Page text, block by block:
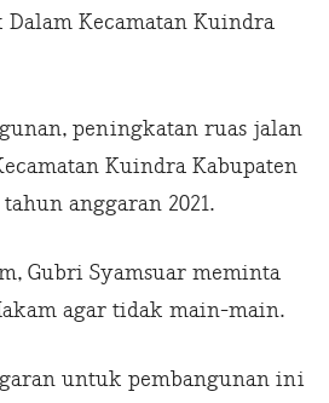
Kecamatan Kuindra
peningkatan ruas jalan
Kuindra Kabupaten
anggaran 2021.
Gubri Syamsuar meminta
agar tidak main-main.
untuk pembangunan ini